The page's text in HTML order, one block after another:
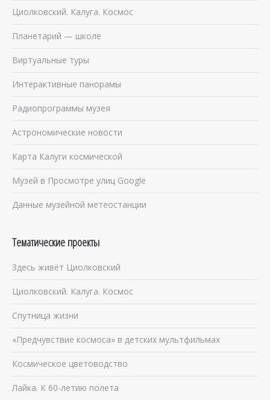
Циолковский. Калуга. Космос
Планетарий — школе
Виртуальные туры
Интерактивные панорамы
Радиопрограммы музея
Астрономические новости
Карта Калуги космической
Музей в Просмотре улиц Google
Данные музейной метеостанции
Тематические проекты
Здесь живёт Циолковский
Циолковский. Калуга. Космос
Спутница жизни
«Предчувствие космоса» в детских мультфильмах
Космическое цветоводство
Лайка. К 60-летию полета